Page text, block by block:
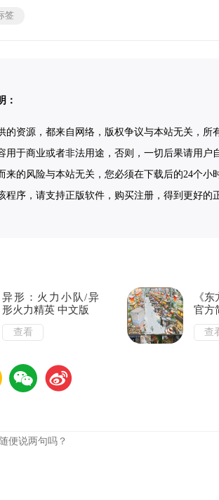
签
：
的资源，都来自网络，版权争议与本站无关，
用于商业或者非法用途，否则，一切后果请用
来的风险与本站无关，您必须在下载后的24个
程序，请支持正版软件，购买注册，得到更好的
异形：火力小队/异
形火力精英 中文版
查看
《
官方
查